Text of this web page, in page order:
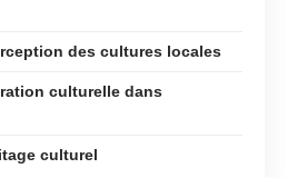
des cultures locales
culturelle dans
culturel